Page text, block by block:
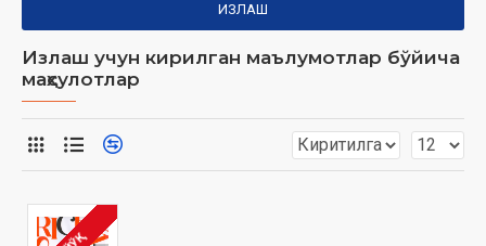
ИЗЛАШ
Излаш учун кирилган маълумотлар бўйича
маҳсулотлар